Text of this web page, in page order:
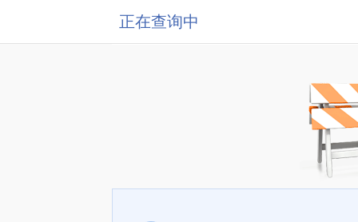
正在查询中